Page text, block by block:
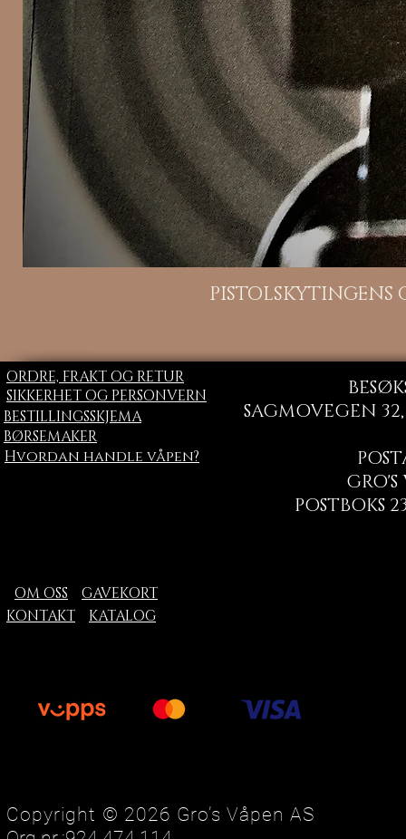
ORDRE, FRAKT OG RETUR
SIKKERHET OG PERSONVERN
BESTILLINGSSKJEMA
BØRSEMAKER
SAGMOVEGEN
GRO'S
POSTBOKS
Hvordan handle våpen?
OM OSS
GAVEKORT
KONTAKT
KATALOG
Copyright © 2026 Gro’s Våpen AS